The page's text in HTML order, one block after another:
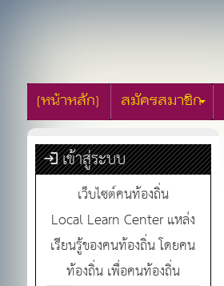
[หน้าหลัก] สมัครสมาชิก
เข้าสู่ระบบ
เว็บไซต์คนท้องถิ่น
Local Learn Center แหล่ง
เรียนรู้ของคนท้องถิ่น โดยคน
ท้องถิ่น เพื่อคนท้องถิ่น